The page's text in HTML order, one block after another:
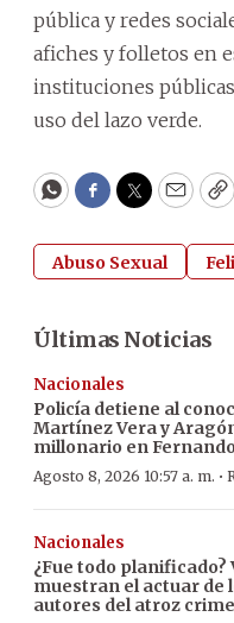
pública y redes
afiches y folletos en
instituciones
uso del lazo verde.
WhatsApp
Facebook
Twitter
Email
Abuso Sexual
Últimas Noticias
Nacionales
Policía detiene al
Martínez Vera y
millonario en
Agosto 8, 2026 10:57 a. m. ·
Nacionales
¿Fue todo planificado?
muestran el actuar de
autores del atroz